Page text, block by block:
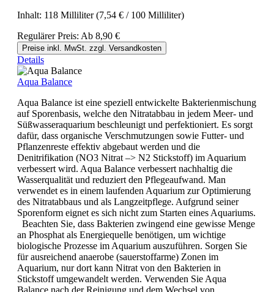
Inhalt: 118 Milliliter(7,54 € / 100 Milliliter)
Regulärer Preis: Ab 8,90 €
Preise inkl. MwSt. zzgl. Versandkosten
Details
Aqua Balance
Aqua Balance ist eine speziell entwickelte Bakterienmischung
auf Sporenbasis, welche den Nitratabbau in jedem Meer- und
Süßwasseraquarium beschleunigt und perfektioniert. Es sorgt
dafür, dass organische Verschmutzungen sowie Futter- und
Pflanzenreste effektiv abgebaut werden und die
Denitrifikation (NO3 Nitrat –> N2 Stickstoff) im Aquarium
verbessert wird. Aqua Balance verbessert nachhaltig die
Wasserqualität und reduziert den Pflegeaufwand. Man
verwendet es in einem laufenden Aquarium zur Optimierung
des Nitratabbaus und als Langzeitpflege. Aufgrund seiner
Sporenform eignet es sich nicht zum Starten eines Aquariums.
Beachten Sie, dass Bakterien zwingend eine gewisse Menge
an Phosphat als Energiequelle benötigen, um wichtige
biologische Prozesse im Aquarium auszuführen. Sorgen Sie
für ausreichend anaerobe (sauerstoffarme) Zonen im
Aquarium, nur dort kann Nitrat von den Bakterien in
Stickstoff umgewandelt werden. Verwenden Sie Aqua
Balance nach der Reinigung und dem Wechsel von